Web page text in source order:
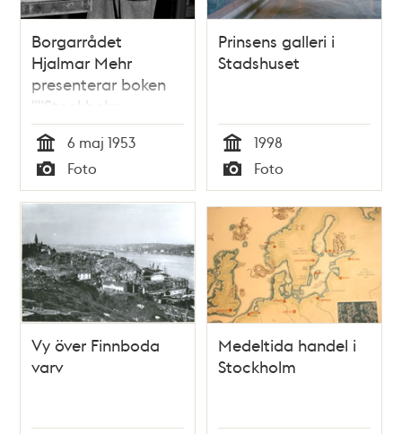
Borgarrådet
Hjalmar Mehr
presenterar boken
""Stockholm -
Staden på
vattnet"", en
redogörelse av
kommunalförvaltningen
om staden och
stockholmarnas liv
och förhållanden
Tid
6 maj 1953
Typ
Foto
Prinsens galleri i
Stadshuset
Tid
1998
Typ
Foto
Vy över Finnboda
varv
Medeltida handel i
Stockholm